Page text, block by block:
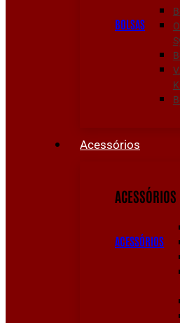
BOLSAS
Acessórios
ACESSÓRIOS
ACESSÓRIOS